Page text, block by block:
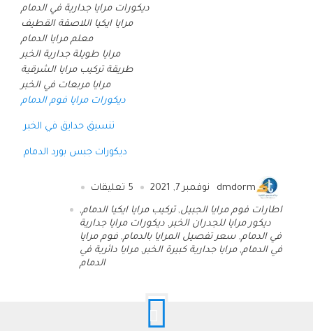
ديكورات مرايا جدارية في الدمام
مرايا ايكيا اللاصقة القطيف
معلم مرايا الدمام
مرايا طويلة جدارية الخبر
طريقة تركيب مرايا الشرقية
مرايا مربعات في الخبر
ديكورات مرايا فوم الدمام
تنسيق حدايق في الخبر
ديكورات جبس بورد الدمام
dmdorm نوفمبر 7, 2021 5 تعليقات
اطارات فوم مرايا الجبيل,تركيب مرايا ايكيا الدمام,
ديكور مرايا للجدران الخبر, ديكورات مرايا جدارية
في الدمام, سعر تفصيل المرايا بالدمام, فوم مرايا
في الدمام,مرايا جدارية كبيرة الخبر,مرايا دائرية في
الدمام